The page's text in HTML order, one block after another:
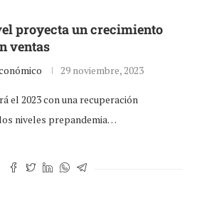
proyecta un crecimiento
ventas
29 noviembre, 2023
el 2023 con una recuperación
niveles prepandemia…